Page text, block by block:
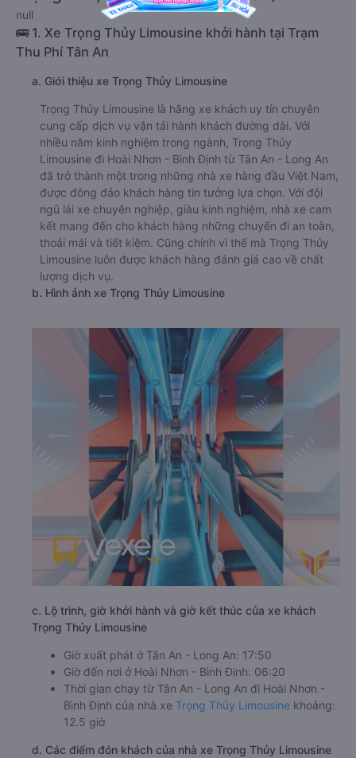
null
🚌 1. Xe Trọng Thủy Limousine khởi hành tại Trạm
Thu Phí Tân An
a. Giới thiệu xe Trọng Thủy Limousine
Trọng Thủy Limousine là hãng xe khách uy tín chuyên
cung cấp dịch vụ vận tải hành khách đường dài. Với
nhiều năm kinh nghiệm trong ngành, Trọng Thủy
Limousine đi Hoài Nhơn - Bình Định từ Tân An - Long An
đã trở thành một trong những nhà xe hàng đầu Việt Nam,
được đông đảo khách hàng tin tưởng lựa chọn. Với đội
ngũ lái xe chuyên nghiệp, giàu kinh nghiệm, nhà xe cam
kết mang đến cho khách hàng những chuyến đi an toàn,
thoải mái và tiết kiệm. Cũng chính vì thế mà Trọng Thủy
Limousine luôn được khách hàng đánh giá cao về chất
lượng dịch vụ.
b. Hình ảnh xe Trọng Thủy Limousine
c. Lộ trình, giờ khởi hành và giờ kết thúc của xe khách
Trọng Thủy Limousine
Giờ xuất phát ở Tân An - Long An: 17:50
Giờ đến nơi ở Hoài Nhơn - Bình Định: 06:20
Thời gian chạy từ Tân An - Long An đi Hoài Nhơn -
Bình Định của nhà xe Trọng Thủy Limousine khoảng:
12.5 giờ
d. Các điểm đón khách của nhà xe Trọng Thủy Limousine